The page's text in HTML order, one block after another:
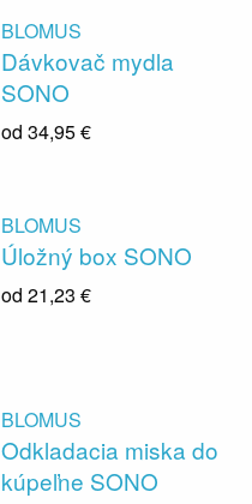
BLOMUS
Dávkovač mydla
SONO
od 34,95 €
BLOMUS
Úložný box SONO
od 21,23 €
BLOMUS
Odkladacia miska do
kúpeľne SONO